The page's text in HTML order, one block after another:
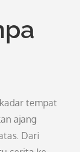
tempat
ajang
Dari